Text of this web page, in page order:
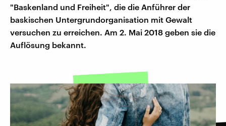
"Baskenland und Freiheit", die die Anführer der
baskischen Untergrundorganisation mit Gewalt
versuchen zu erreichen. Am 2. Mai 2018 geben sie die
Auflösung bekannt.